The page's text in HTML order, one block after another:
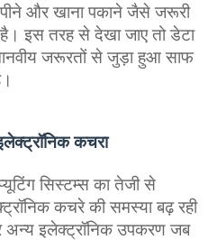
और खाना पकाने जैसे जरूरी
है। इस तरह से देखा जाए तो डेटा
जरूरतों से जुड़ा हुआ साफ
इलेक्‍ट्रॉनिक कचरा
सिस्टम्स का तेजी से
कचरे की समस्या बढ़ रही
अन्य इलेक्ट्रॉनिक उपकरण जब